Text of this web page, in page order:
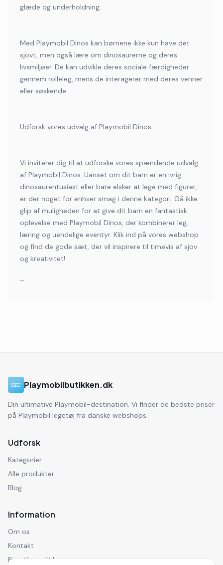
glæde og underholdning.
Med Playmobil Dinos kan børnene ikke kun have det
sjovt, men også lære om dinosaurerne og deres
livsmiljøer. De kan udvikle deres sociale færdigheder
gennem rolleleg, mens de interagerer med deres venner
eller søskende.
Udforsk vores udvalg af Playmobil Dinos
Vi inviterer dig til at udforske vores spændende udvalg
af Playmobil Dinos. Uanset om dit barn er en ivrig
dinosaurentusiast eller bare elsker at lege med figurer,
er der noget for enhver smag i denne kategori. Gå ikke
glip af muligheden for at give dit barn en fantastisk
oplevelse med Playmobil Dinos, der kombinerer leg,
læring og uendelige eventyr. Klik ind på vores webshop
og find de gode sæt, der vil inspirere til timevis af sjov
og kreativitet!
```
Playmobilbutikken.dk
Din ultimative Playmobil-destination. Vi finder de bedste priser
på Playmobil legetøj fra danske webshops.
Udforsk
Kategorier
Alle produkter
Blog
Information
Om os
Kontakt
Privatlivspolitik